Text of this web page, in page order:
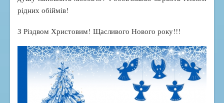
Наші досягнення
Переможці олімпіад
Призери МАН
Медалісти
Соціалізація
Соціально-психологічна служба
рідних обіймів!
З Різдвом Христовим! Щасливого Нового року!!!